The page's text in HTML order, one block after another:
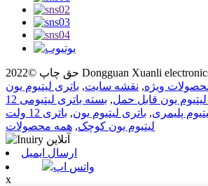
حق چاپ ©2022 Dongguan Xuanli electronics CO.,Ltd. , کلیه
ویژه, نقشه سایت, باتری لیتیوم یون
لیتیوم یون قابل حمل,
بسته باتری لیتیومی 12
پلیمری, باتری لیتیوم یون,
باتری 12 ولت
لیتیوم یون کوچک, همه محصولات
ارسال ایمیل
واتس اپ
x